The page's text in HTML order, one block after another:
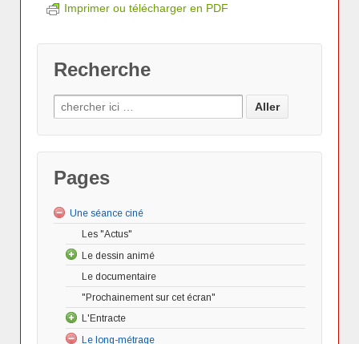
Imprimer ou télécharger en PDF
Recherche
Pages
Une séance ciné
Les "Actus"
Le dessin animé
Donald à l’assaut du nazisme
Le documentaire
"Prochainement sur cet écran"
L'Entracte
L’entracte : une approche du corps social par
Le long-métrage